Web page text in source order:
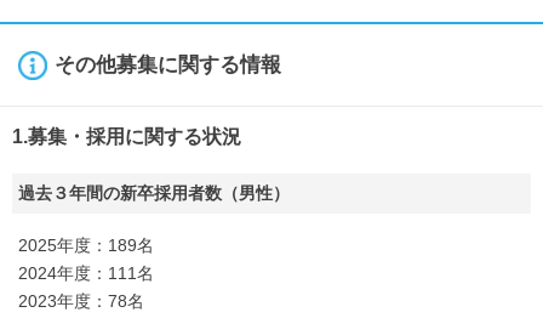
その他募集に関する情報
1.募集・採用に関する状況
過去３年間の新卒採用者数（男性）
2025年度：189名
2024年度：111名
2023年度：78名